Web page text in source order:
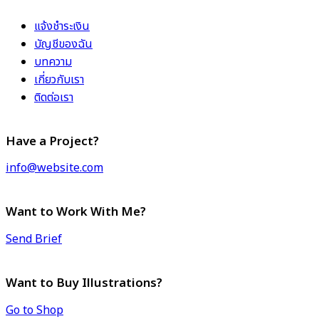
แจ้งชำระเงิน
บัญชีของฉัน
บทความ
เกี่ยวกับเรา
ติดต่อเรา
Have a Project?
info@website.com
Want to Work With Me?
Send Brief
Want to Buy Illustrations?
Go to Shop